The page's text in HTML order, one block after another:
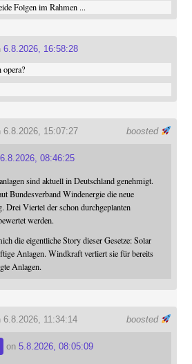
Folgen im Rahmen ...
6.8.2026, 16:58:28
boosted
15:07:27
6.8.2026, 08:46:25
sind aktuell in Deutschland genehmigt.
Bundesverband Windenergie die neue
Drei Viertel der schon durchgeplanten
werden.
die eigentliche Story dieser Gesetze: Solar
Anlagen. Windkraft verliert sie für bereits
Anlagen.
boosted
11:34:14
on 5.8.2026, 08:05:09